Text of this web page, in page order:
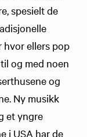
spesielt de
hvor ellers pop
og med noen
og
Ny musikk
et yngre
i USA har de